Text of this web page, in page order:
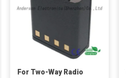
For Two-Way Radio